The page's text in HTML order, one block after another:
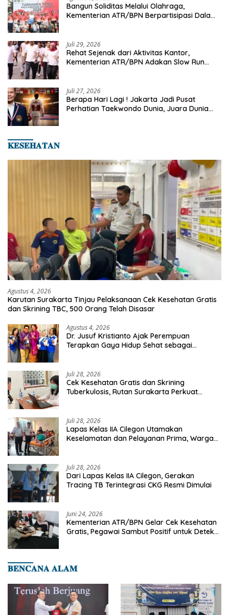
Bangun Soliditas Melalui Olahraga,
Kementerian ATR/BPN Berpartisipasi Dalam
Juli 29, 2026
Rehat Sejenak dari Aktivitas Kantor,
Kementerian ATR/BPN Adakan Slow Run
Juli 27, 2026
Berapa Hari Lagi ! Jakarta Jadi Pusat
Perhatian Taekwondo Dunia, Juara Dunia
𝐊𝐄𝐒𝐄𝐇𝐀𝐓𝐀𝐍
Agustus 4, 2026
Karutan Surakarta Tinjau Pelaksanaan Cek Kesehatan Gratis
dan Skrining TBC, 500 Orang Telah Disasar
Agustus 4, 2026
Dr. Jusuf Kristianto Ajak Perempuan
Terapkan Gaya Hidup Sehat sebagai
Juli 28, 2026
Cek Kesehatan Gratis dan Skrining
Tuberkulosis, Rutan Surakarta Perkuat
Juli 28, 2026
Lapas Kelas IIA Cilegon Utamakan
Keselamatan dan Pelayanan Prima, Warga
Juli 28, 2026
Dari Lapas Kelas IIA Cilegon, Gerakan
Tracing TB Terintegrasi CKG Resmi Dimulai
Juni 24, 2026
Kementerian ATR/BPN Gelar Cek Kesehatan
Gratis, Pegawai Sambut Positif untuk Deteksi
𝐁𝐄𝐍𝐂𝐀𝐍𝐀 𝐀𝐋𝐀𝐌